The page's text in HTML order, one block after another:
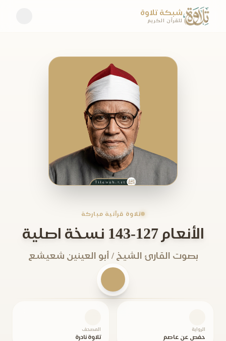
شبكة تلاوة
للقرآن الكريم
تلاوة قرآنية مباركة
الأنعام 127-143 نسخة اصلية
بصوت القارئ الشيخ / أبو العينين شعيشع
الرواية
حفص عن عاصم
المصحف
تلاوة نادرة